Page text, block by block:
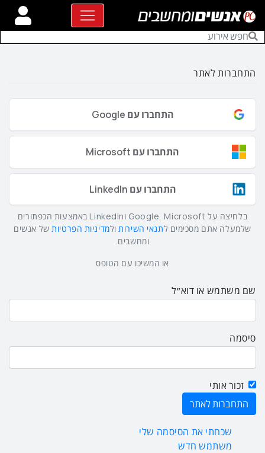
התחברות לאתר
התחברו עם Google
התחברו עם Microsoft
התחברו עם LinkedIn
בלחיצה על Google, Microsoft וLinkedIn באמצעות הכפתורים
שלמעלה אתם מסכימים לתנאי השירותולמדיניות הפרטיותשל אנשים
ומחשבים.
או המשיכו עם הטופס
שם משתמש או דוא״ל
סיסמה
זכור אותי
שכחתי את הסיסמה שלי
משתמש חדש